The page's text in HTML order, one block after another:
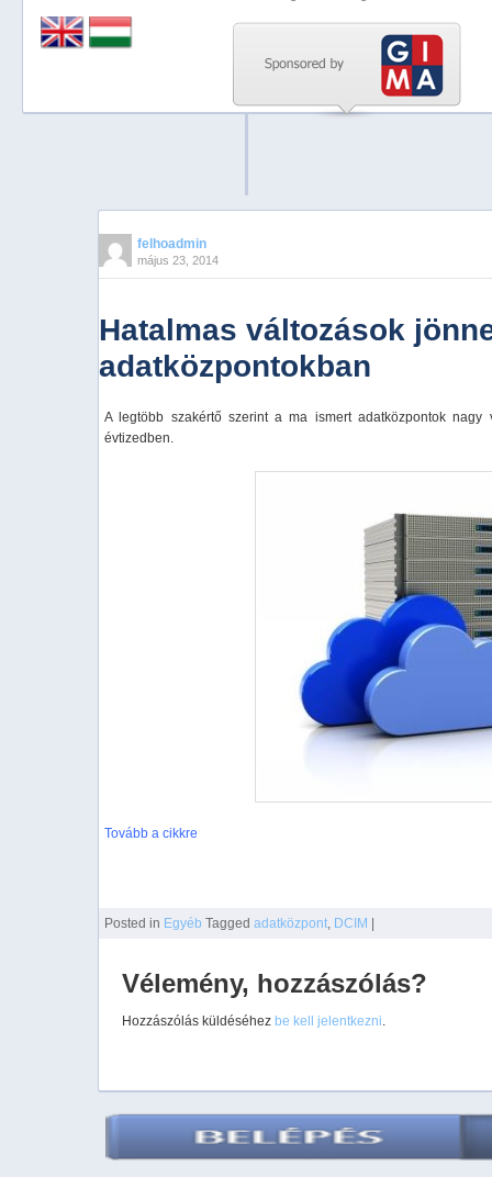
felhoadmin
május 23, 2014
Hatalmas változások
adatközpontokban
A legtöbb szakértő szerint a ma ismert adatközpontok nagy
évtizedben.
Tovább a cikkre
Posted in Egyéb Tagged adatközpont, DCIM
Vélemény, hozzászólás?
Hozzászólás küldéséhez be kell jelentkezni.